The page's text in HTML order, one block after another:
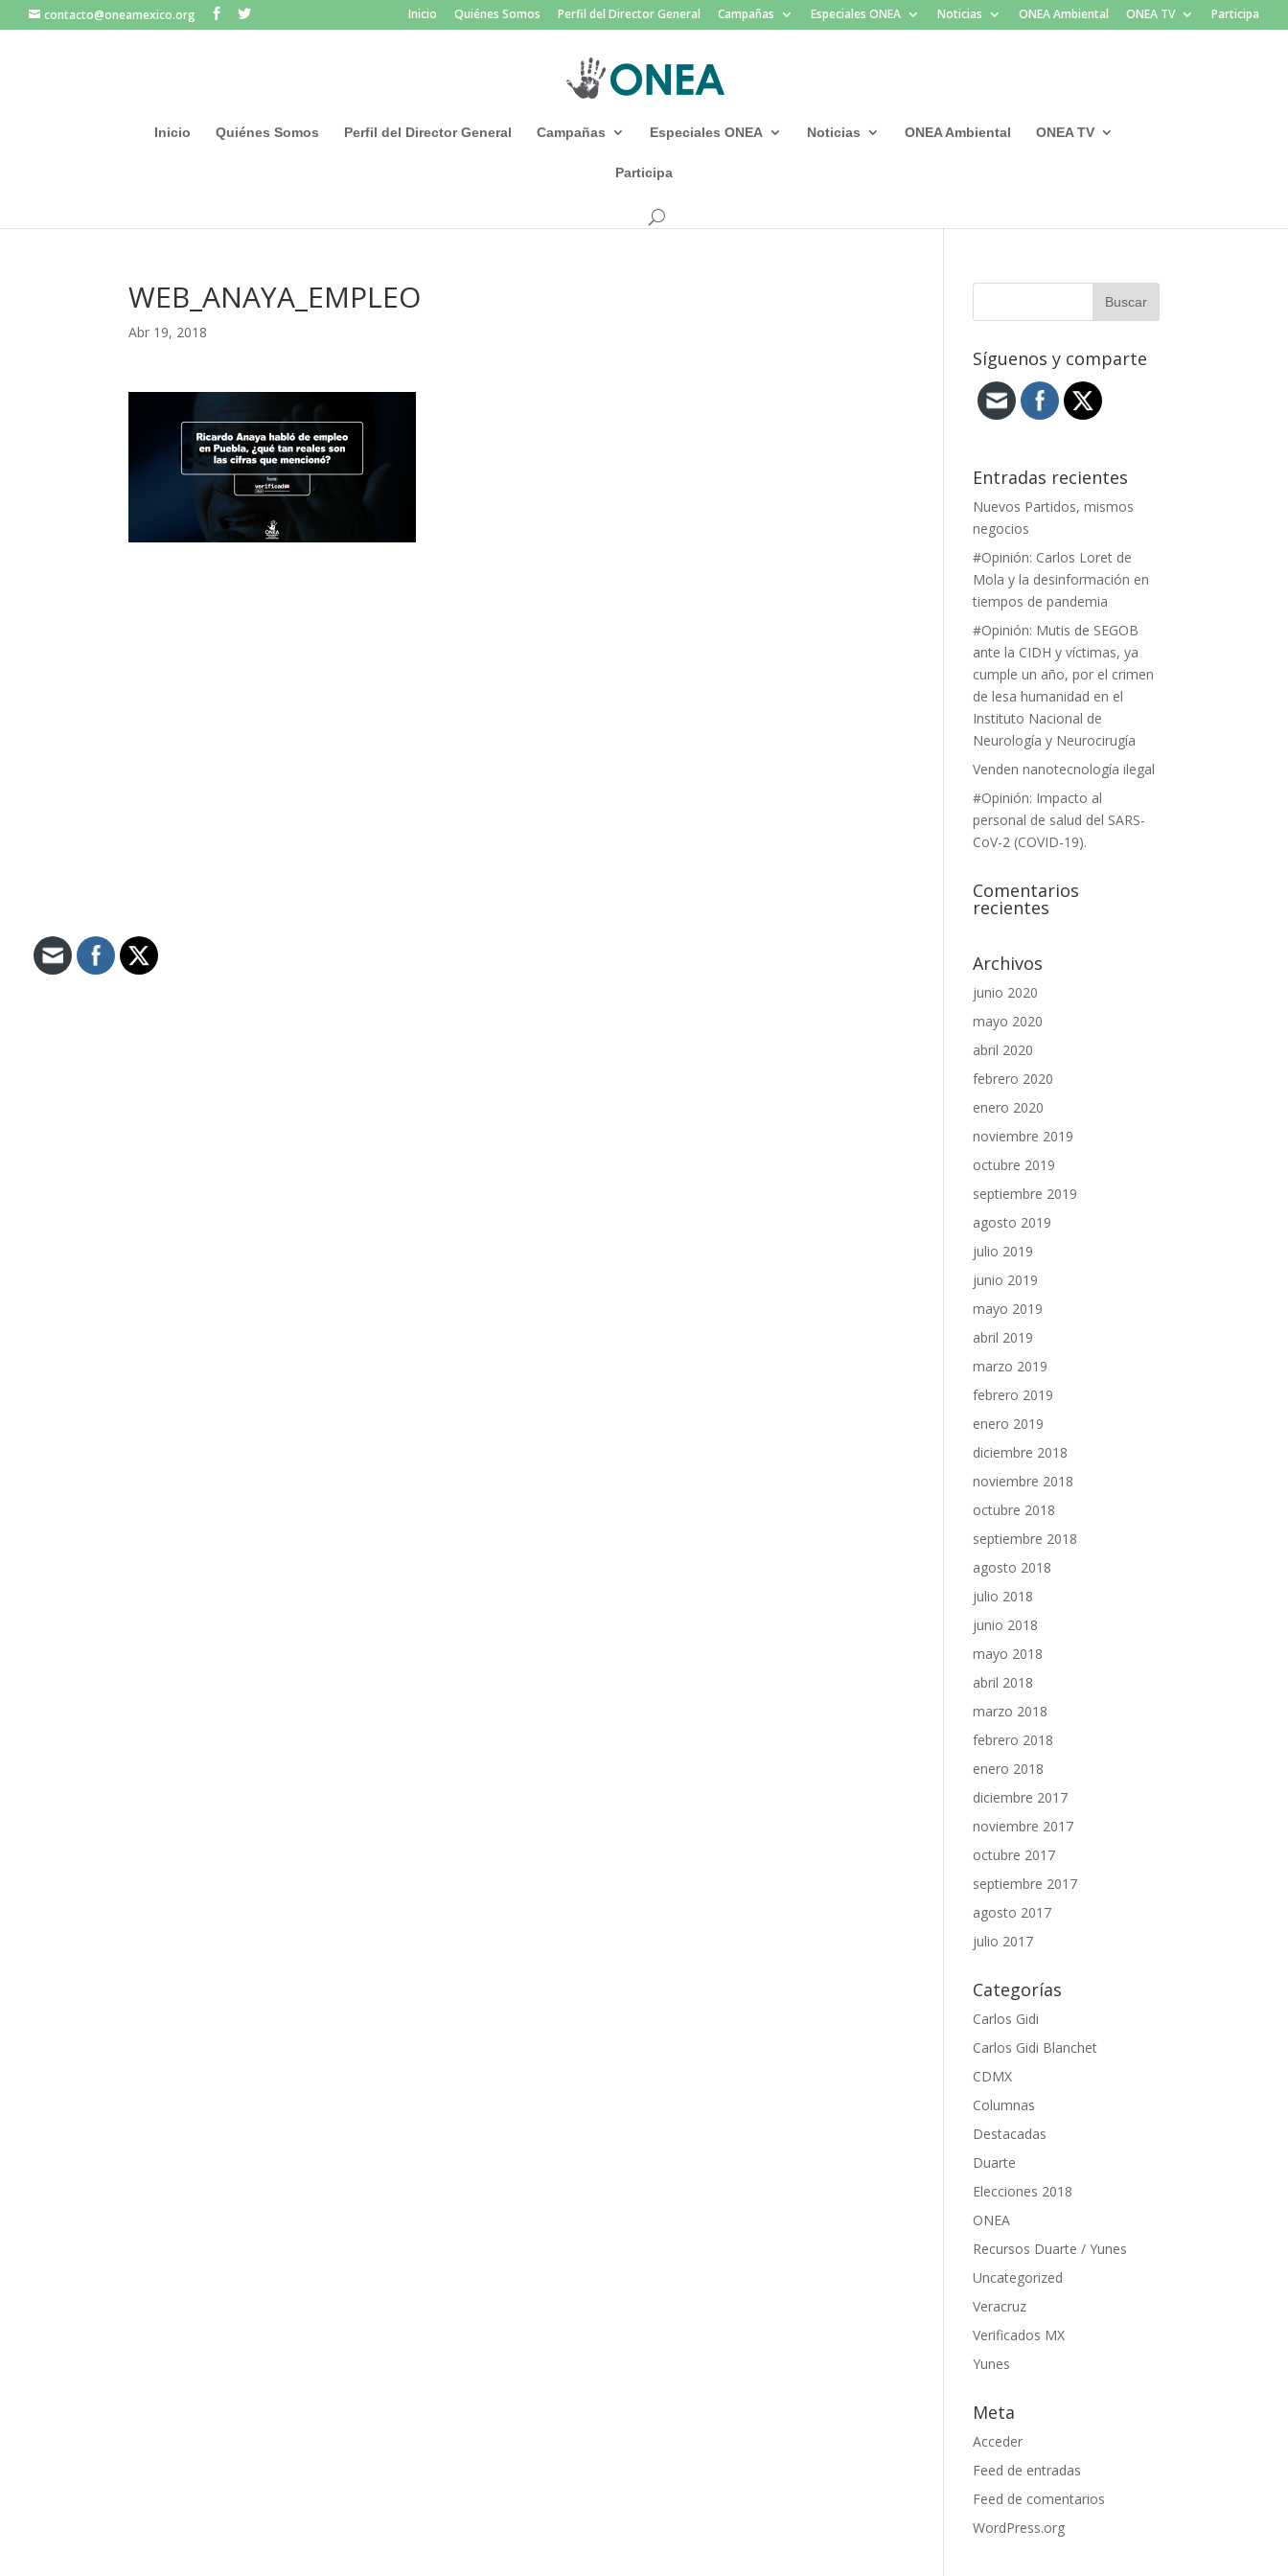
contacto@oneamexico.org Inicio Quiénes Somos Perfil del Director General Campañas Especiales ONEA Noticias ONEA Ambiental ONEA TV Participa
Inicio Quiénes Somos Perfil del Director General Campañas Especiales ONEA Noticias ONEA Ambiental ONEA TV
Participa
WEB_ANAYA_EMPLEO
Abr 19, 2018
Síguenos y comparte
Entradas recientes
Nuevos Partidos, mismos
negocios
#Opinión: Carlos Loret de
Mola y la desinformación en
tiempos de pandemia
#Opinión: Mutis de SEGOB
ante la CIDH y víctimas, ya
cumple un año, por el crimen
de lesa humanidad en el
Instituto Nacional de
Neurología y Neurocirugía
Venden nanotecnología ilegal
#Opinión: Impacto al
personal de salud del SARS-
CoV-2 (COVID-19).
Comentarios
recientes
Archivos
junio 2020
mayo 2020
abril 2020
febrero 2020
enero 2020
noviembre 2019
octubre 2019
septiembre 2019
agosto 2019
julio 2019
junio 2019
mayo 2019
abril 2019
marzo 2019
febrero 2019
enero 2019
diciembre 2018
noviembre 2018
octubre 2018
septiembre 2018
agosto 2018
julio 2018
junio 2018
mayo 2018
abril 2018
marzo 2018
febrero 2018
enero 2018
diciembre 2017
noviembre 2017
octubre 2017
septiembre 2017
agosto 2017
julio 2017
Categorías
Carlos Gidi
Carlos Gidi Blanchet
CDMX
Columnas
Destacadas
Duarte
Elecciones 2018
ONEA
Recursos Duarte / Yunes
Uncategorized
Veracruz
Verificados MX
Yunes
Meta
Acceder
Feed de entradas
Feed de comentarios
WordPress.org